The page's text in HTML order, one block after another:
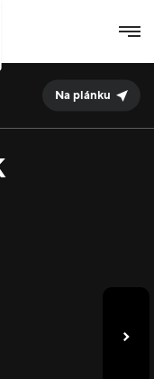
Na plánku